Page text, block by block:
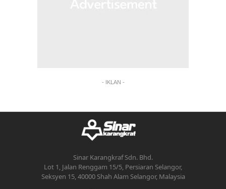
- IKLAN -
Sinar Karangkraf Sdn. Bhd.
Lot 1, Jalan Renggam 15/5, Persiaran Selangor,
Seksyen 15, 40000 Shah Alam Selangor, Malaysia